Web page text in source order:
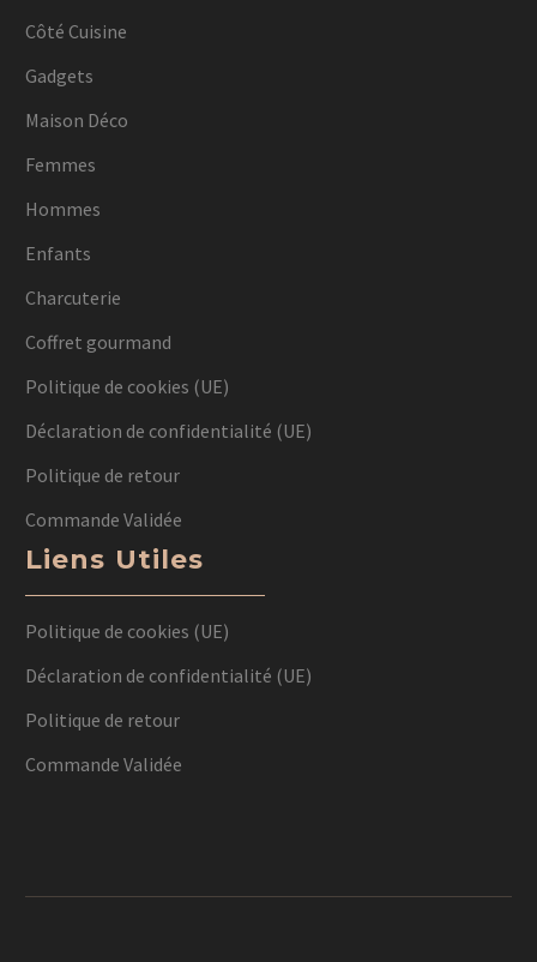
Côté Cuisine
Gadgets
Maison Déco
Femmes
Hommes
Enfants
Charcuterie
Coffret gourmand
Politique de cookies (UE)
Déclaration de confidentialité (UE)
Politique de retour
Commande Validée
Liens Utiles
Politique de cookies (UE)
Déclaration de confidentialité (UE)
Politique de retour
Commande Validée